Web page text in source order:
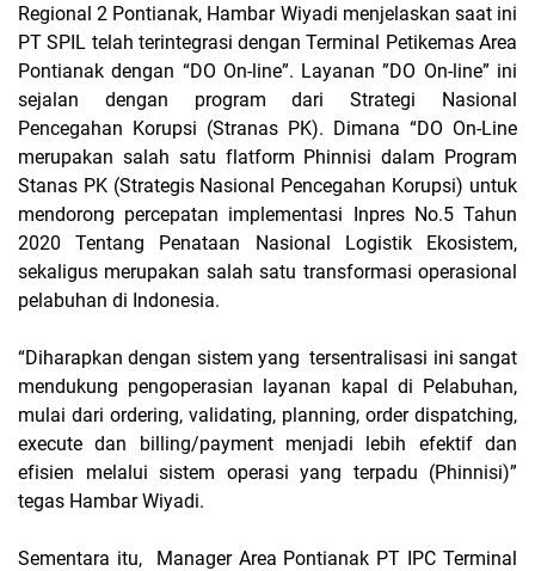
Regional 2 Pontianak, Hambar Wiyadi menjelaskan saat ini
PT SPIL telah terintegrasi dengan Terminal Petikemas Area
Pontianak dengan “DO On-line”. Layanan ”DO On-line” ini
sejalan dengan program dari Strategi Nasional
Pencegahan Korupsi (Stranas PK). Dimana “DO On-Line
merupakan salah satu flatform Phinnisi dalam Program
Stanas PK (Strategis Nasional Pencegahan Korupsi) untuk
mendorong percepatan implementasi Inpres No.5 Tahun
2020 Tentang Penataan Nasional Logistik Ekosistem,
sekaligus merupakan salah satu transformasi operasional
pelabuhan di Indonesia.
“Diharapkan dengan sistem yang tersentralisasi ini sangat
mendukung pengoperasian layanan kapal di Pelabuhan,
mulai dari ordering, validating, planning, order dispatching,
execute dan billing/payment menjadi lebih efektif dan
efisien melalui sistem operasi yang terpadu (Phinnisi)”
tegas Hambar Wiyadi.
Sementara itu,
Manager Area Pontianak PT IPC Terminal